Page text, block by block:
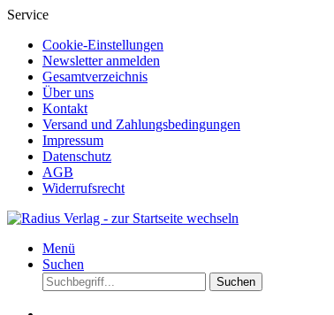
Service
Cookie-Einstellungen
Newsletter anmelden
Gesamtverzeichnis
Über uns
Kontakt
Versand und Zahlungsbedingungen
Impressum
Datenschutz
AGB
Widerrufsrecht
Menü
Suchen
Suchen